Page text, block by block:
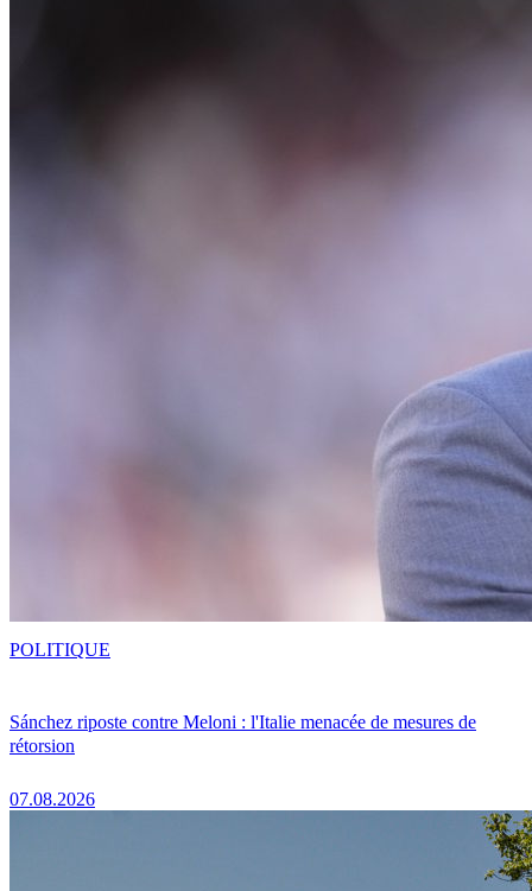
Sánchez riposte contre Meloni : l'Italie menacée de mesures de
rétorsion
07.08.2026
POLITIQUE